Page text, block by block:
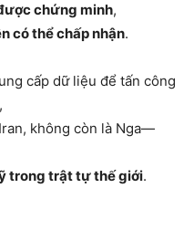
chứng minh,
có thể chấp nhận.
cấp dữ liệu để tấn công
không còn là Nga—
trong trật tự thế giới.